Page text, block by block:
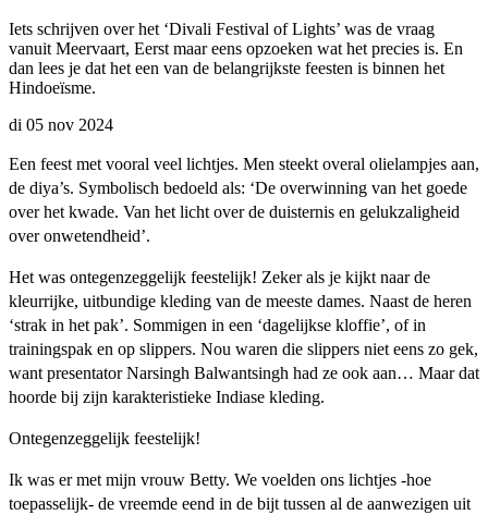
Iets schrijven over het ‘Divali Festival of Lights’ was de vraag
vanuit Meervaart, Eerst maar eens opzoeken wat het precies is. En
dan lees je dat het een van de belangrijkste feesten is binnen het
Hindoeïsme.
di 05 nov 2024
Een feest met vooral veel lichtjes. Men steekt overal olielampjes aan,
de diya’s. Symbolisch bedoeld als: ‘De overwinning van het goede
over het kwade. Van het licht over de duisternis en gelukzaligheid
over onwetendheid’.
Het was ontegenzeggelijk feestelijk! Zeker als je kijkt naar de
kleurrijke, uitbundige kleding van de meeste dames. Naast de heren
‘strak in het pak’. Sommigen in een ‘dagelijkse kloffie’, of in
trainingspak en op slippers. Nou waren die slippers niet eens zo gek,
want presentator Narsingh Balwantsingh had ze ook aan… Maar dat
hoorde bij zijn karakteristieke Indiase kleding.
Ontegenzeggelijk feestelijk!
Ik was er met mijn vrouw Betty. We voelden ons lichtjes -hoe
toepasselijk- de vreemde eend in de bijt tussen al de aanwezigen uit